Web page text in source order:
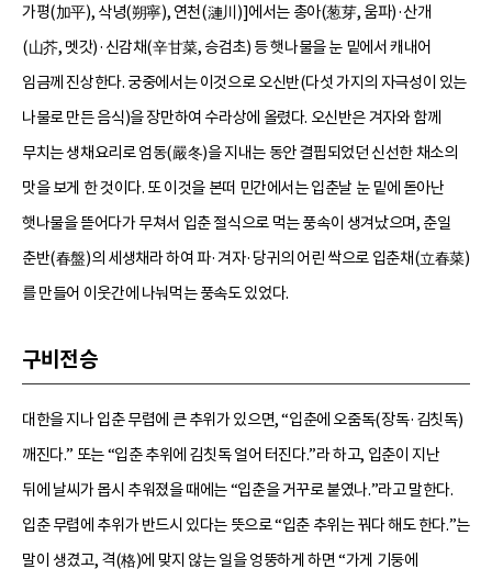
가평(加平), 삭녕(朔寧), 연천(漣川)]에서는 총아(葱芽, 움파)·산개
(山芥, 멧갓)·신감채(辛甘菜, 승검초) 등 햇나물을 눈 밑에서 캐내어
임금께 진상한다. 궁중에서는 이것으로 오신반(다섯 가지의 자극성이 있는
나물로 만든 음식)을 장만하여 수라상에 올렸다. 오신반은 겨자와 함께
무치는 생채요리로 엄동(嚴冬)을 지내는 동안 결핍되었던 신선한 채소의
맛을 보게 한 것이다. 또 이것을 본떠 민간에서는 입춘날 눈 밑에 돋아난
햇나물을 뜯어다가 무쳐서 입춘 절식으로 먹는 풍속이 생겨났으며, 춘일
춘반(春盤)의 세생채라 하여 파·겨자·당귀의 어린 싹으로 입춘채(立春菜)
를 만들어 이웃간에 나눠먹는 풍속도 있었다.
구비전승
대한을 지나 입춘 무렵에 큰 추위가 있으면, “입춘에 오줌독(장독·김칫독)
깨진다.” 또는 “입춘 추위에 김칫독 얼어 터진다.”라 하고, 입춘이 지난
뒤에 날씨가 몹시 추워졌을 때에는 “입춘을 거꾸로 붙였나.”라고 말한다.
입춘 무렵에 추위가 반드시 있다는 뜻으로 “입춘 추위는 꿔다 해도 한다.”는
말이 생겼고, 격(格)에 맞지 않는 일을 엉뚱하게 하면 “가게 기둥에